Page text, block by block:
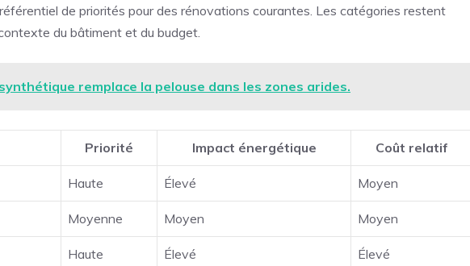
de priorités pour des rénovations courantes. Les catégories restent
du bâtiment et du budget.
remplace la pelouse dans les zones arides.
Priorité Impact énergétique Coût relatif
Haute Élevé Moyen
Moyenne Moyen Moyen
Haute Élevé Élevé